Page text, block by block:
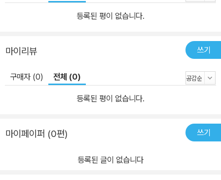
등록된 평이 없습니다.
마이리뷰 쓰기
구매자 (0) 전체 (0)
등록된 평이 없습니다.
마이페이퍼 (0편) 쓰기
등록된 글이 없습니다